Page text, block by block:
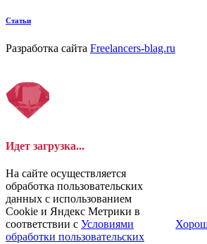
Статьи
Разработка сайта Freelancers-blag.ru
Идет загрузка...
На сайте осуществляется
обработка пользовательских
данных с использованием
Cookie и Яндекс Метрики в
соответствии с Условиями
обработки пользовательских